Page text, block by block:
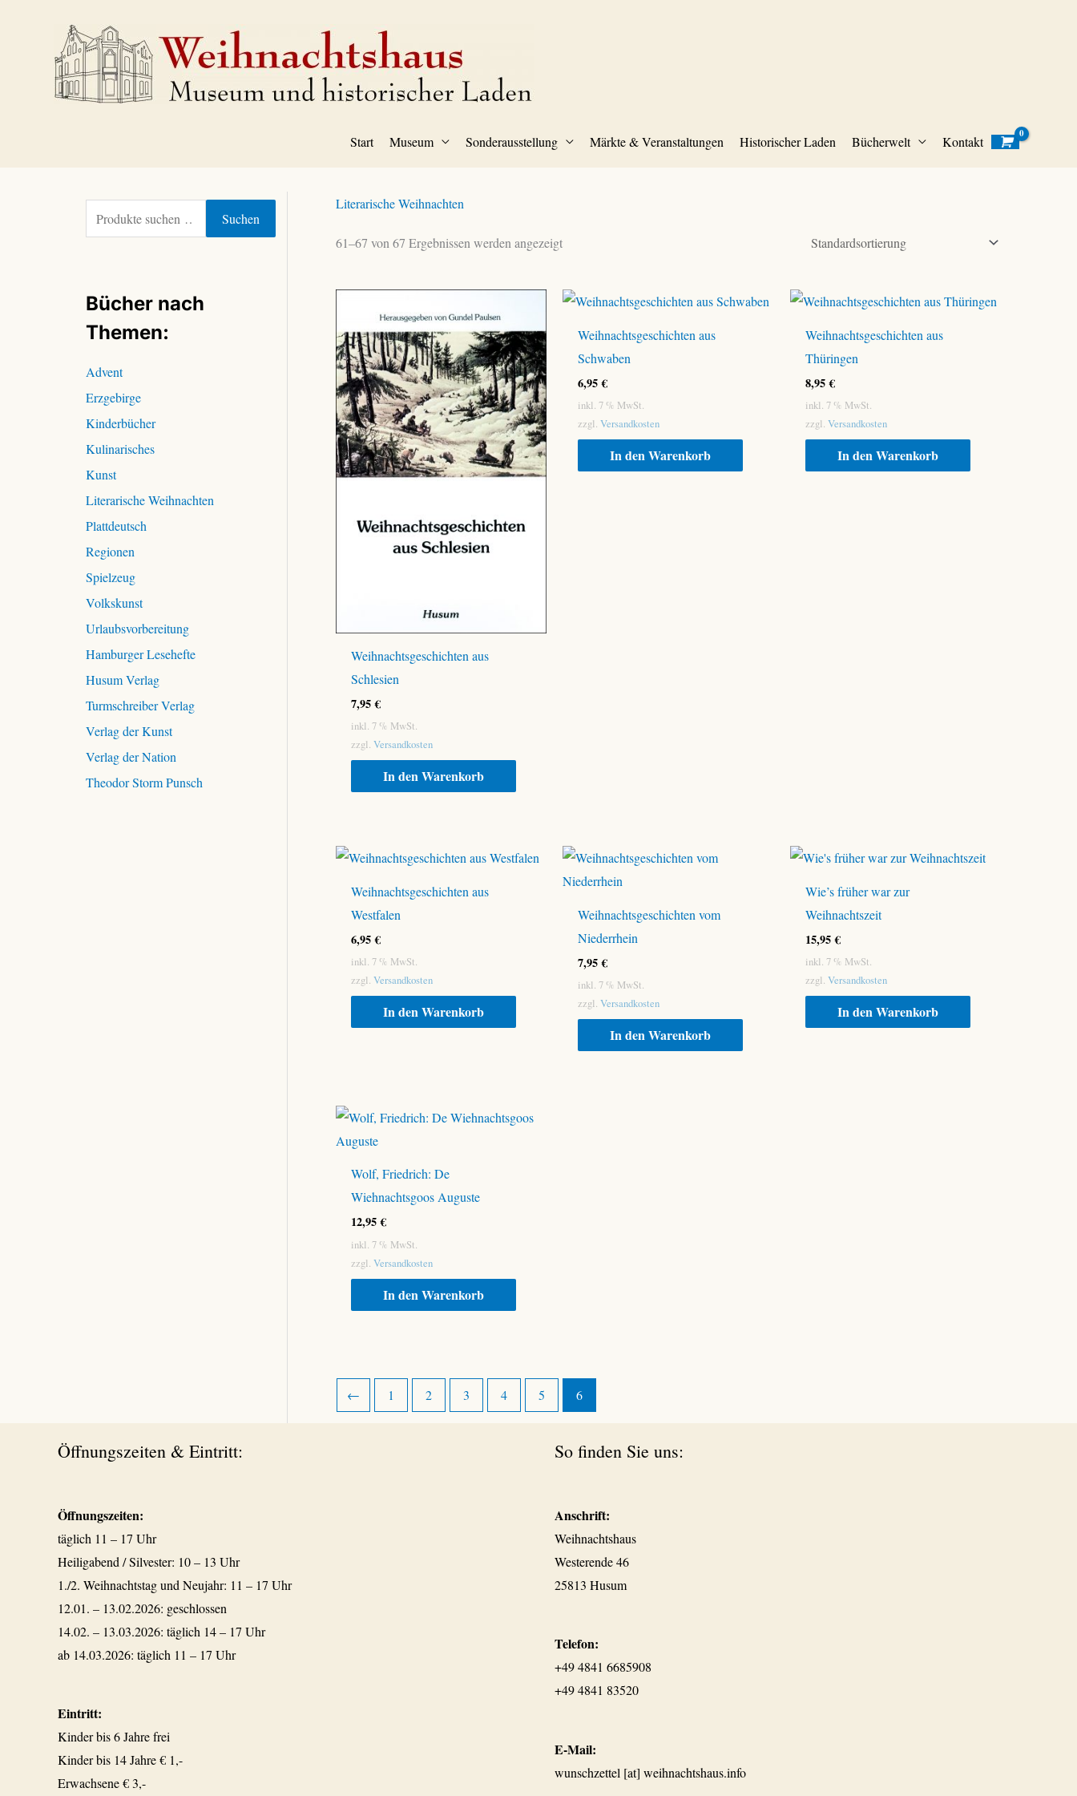
Start Museum Sonderausstellung Märkte & Veranstaltungen Historischer Laden Bücherwelt Kontakt
n
n
h
:
Suchen
Bücher nach
Themen:
Advent
Erzgebirge
Kinderbücher
Kulinarisches
Kunst
Literarische Weihnachten
Plattdeutsch
Regionen
Spielzeug
Volkskunst
Urlaubsvorbereitung
Hamburger Lesehefte
Husum Verlag
Turmschreiber Verlag
Verlag der Kunst
Verlag der Nation
Theodor Storm Punsch
Literarische Weihnachten
61–67 von 67 Ergebnissen werden angezeigt
Weihnachtsgeschichten aus
Schlesien
7,95€
inkl. 7 % MwSt.
zzgl. Versandkosten
In den Warenkorb
Weihnachtsgeschichten aus
Schwaben
6,95€
inkl. 7 % MwSt.
zzgl.Versandkosten
In den Warenkorb
Weihnachtsgeschichten aus
Thüringen
8,95€
inkl. 7 % MwSt.
zzgl. Versandkosten
In den Warenkorb
Weihnachtsgeschichten aus
Westfalen
6,95€
inkl. 7 % MwSt.
zzgl. Versandkosten
In den Warenkorb
Weihnachtsgeschichten vom
Niederrhein
7,95€
inkl. 7 % MwSt.
zzgl.Versandkosten
In den Warenkorb
Wie’s früher war zur
Weihnachtszeit
15,95€
inkl. 7 % MwSt.
zzgl. Versandkosten
In den Warenkorb
Wolf, Friedrich: De
Wiehnachtsgoos Auguste
12,95€
inkl. 7 % MwSt.
zzgl. Versandkosten
In den Warenkorb
← 1 2 3 4 5 6
Öffnungszeiten & Eintritt:
Öffnungszeiten:
täglich 11 – 17 Uhr
Heiligabend / Silvester: 10 – 13 Uhr
1./2. Weihnachtstag und Neujahr: 11 – 17 Uhr
12.01. – 13.02.2026: geschlossen
14.02. – 13.03.2026: täglich 14 – 17 Uhr
ab 14.03.2026: täglich 11 – 17 Uhr
Eintritt:
Kinder bis 6 Jahre frei
Kinder bis 14 Jahre € 1,-
Erwachsene € 3,-
So finden Sie uns:
Anschrift:
Weihnachtshaus
Westerende 46
25813 Husum
Telefon:
+49 4841 6685908
+49 4841 83520
E-Mail:
wunschzettel [at] weihnachtshaus.info